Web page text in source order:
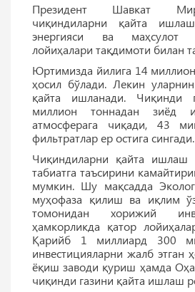
Президент Шавкат
чиқиндиларни қайта
энергияси ва
лойиҳалари тақдимоти билан
Юртимизда йилига 14
ҳосил бўлади. Лекин
қайта ишланади. Чиқинди
миллион тоннадан зиёд
атмосферага чиқади, 43
фильтратлар ер остига сингади.
Чиқиндиларни қайта ишлаш
табиатга таъсирини
мумкин. Шу мақсадда
муҳофаза қилиш ва иқлим
томонидан хорижий
ҳамкорликда қатор
Қарийб 1 миллиард 300
инвестицияларни жалб этган
ёқиш заводи қуриш ҳамда
чиқинди газини қайта ишлаш